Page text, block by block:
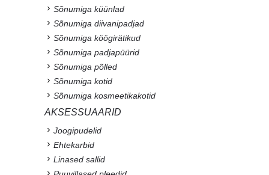
Sõnumiga küünlad
Sõnumiga diivanipadjad
Sõnumiga köögirätikud
Sõnumiga padjapüürid
Sõnumiga põlled
Sõnumiga kotid
Sõnumiga kosmeetikakotid
AKSESSUAARID
Joogipudelid
Ehtekarbid
Linased sallid